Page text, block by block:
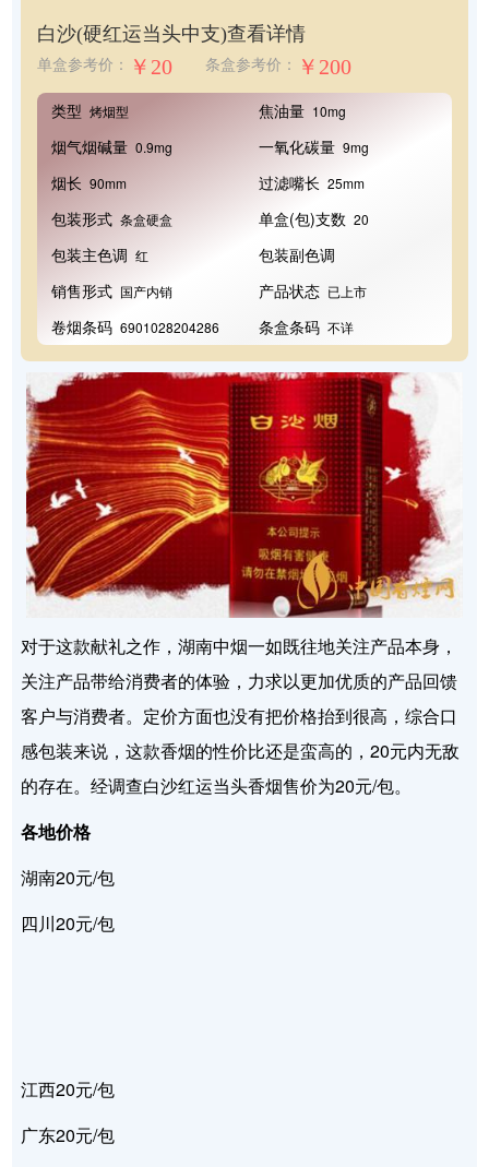
白沙(硬红运当头中支)查看详情
单盒参考价： ￥20 条盒参考价： ￥200
类型 烤烟型 焦油量 10mg
烟气烟碱量 0.9mg 一氧化碳量 9mg
烟长 90mm 过滤嘴长 25mm
包装形式 条盒硬盒 单盒(包)支数 20
包装主色调 红
包装副色调
销售形式 国产内销 产品状态 已上市
卷烟条码 6901028204286 条盒条码 不详
对于这款献礼之作，湖南中烟一如既往地关注产品本身，
关注产品带给消费者的体验，力求以更加优质的产品回馈
客户与消费者。定价方面也没有把价格抬到很高，综合口
感包装来说，这款香烟的性价比还是蛮高的，20元内无敌
的存在。经调查白沙红运当头香烟售价为20元/包。
各地价格
湖南20元/包
四川20元/包
江西20元/包
广东20元/包